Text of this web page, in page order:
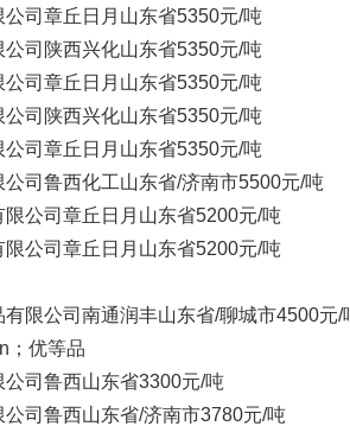
司 章丘日月 山东省5350元/吨
司 陕西兴化山东省5350元/吨
司 章丘日月 山东省5350元/吨
司 陕西兴化山东省5350元/吨
司 章丘日月 山东省5350元/吨
司 鲁西化工山东省/济南市5500元/吨
公司 章丘日月 山东省5200元/吨
公司 章丘日月 山东省5200元/吨
限公司 南通润丰山东省/聊城市4500元/
优等品
司 鲁西山东省3300元/吨
司 鲁西山东省/济南市3780元/吨